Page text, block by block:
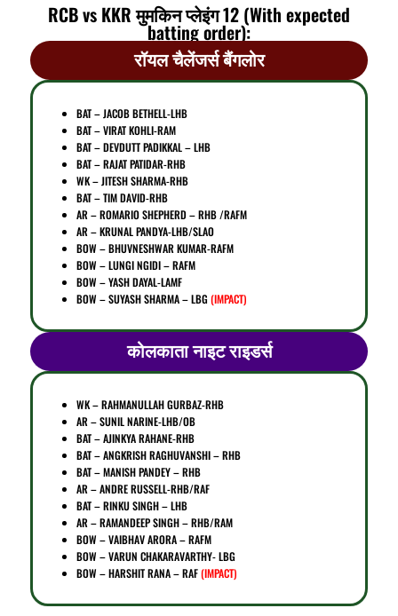
RCB vs KKR मुमकिन प्लेइंग 12 (With expected
batting order):
रॉयल चैलेंजर्स बैंगलोर
BAT – JACOB BETHELL-LHB
BAT – VIRAT KOHLI-RAM
BAT – DEVDUTT PADIKKAL – LHB
BAT – RAJAT PATIDAR-RHB
WK – JITESH SHARMA-RHB
BAT – TIM DAVID-RHB
AR – ROMARIO SHEPHERD – RHB /RAFM
AR – KRUNAL PANDYA-LHB/SLAO
BOW – BHUVNESHWAR KUMAR-RAFM
BOW – LUNGI NGIDI – RAFM
BOW – YASH DAYAL-LAMF
BOW – SUYASH SHARMA – LBG (IMPACT)
कोलकाता नाइट राइडर्स
WK – RAHMANULLAH GURBAZ-RHB
AR – SUNIL NARINE-LHB/OB
BAT – AJINKYA RAHANE-RHB
BAT – ANGKRISH RAGHUVANSHI – RHB
BAT– MANISH PANDEY – RHB
AR – ANDRE RUSSELL-RHB/RAF
BAT – RINKU SINGH – LHB
AR – RAMANDEEP SINGH – RHB/RAM
BOW – VAIBHAV ARORA – RAFM
BOW – VARUN CHAKARAVARTHY- LBG
BOW – HARSHIT RANA – RAF(IMPACT)